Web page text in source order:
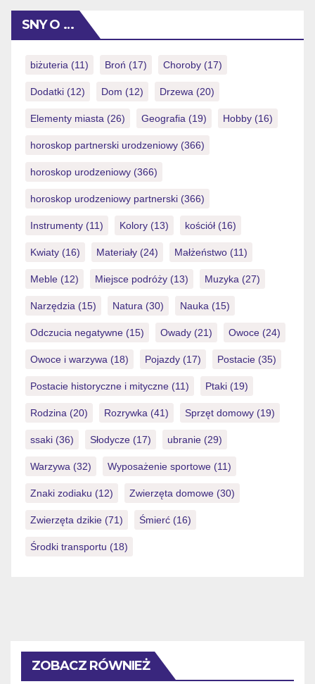
unmittelbar im beeindruckenden Berliner Fernsehturm,
geradlinig amplitudenmodulation �Alex� angesiedelt.
Deutschlands https://paynplaycasino.de.com/ weiters bei
nicht gibt! […]
SNY O …
biżuteria (11) Broń (17) Choroby (17)
Dodatki (12) Dom (12) Drzewa (20)
Elementy miasta (26) Geografia (19) Hobby (16)
horoskop partnerski urodzeniowy (366)
horoskop urodzeniowy (366)
horoskop urodzeniowy partnerski (366)
Instrumenty (11) Kolory (13) kościół (16)
Kwiaty (16) Materiały (24) Małżeństwo (11)
Meble (12) Miejsce podróży (13) Muzyka (27)
Narzędzia (15) Natura (30) Nauka (15)
Odczucia negatywne (15) Owady (21) Owoce (24)
Owoce i warzywa (18) Pojazdy (17) Postacie (35)
Postacie historyczne i mityczne (11) Ptaki (19)
Rodzina (20) Rozrywka (41) Sprzęt domowy (19)
ssaki (36) Słodycze (17) ubranie (29)
Warzywa (32) Wyposażenie sportowe (11)
Znaki zodiaku (12) Zwierzęta domowe (30)
Zwierzęta dzikie (71) Śmierć (16)
Środki transportu (18)
ZOBACZ RÓWNIEŻ